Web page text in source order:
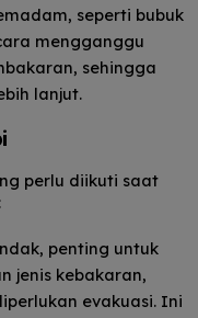
seperti bubuk
mengganggu
sehingga
lanjut.
perlu diikuti saat
penting untuk
jenis kebakaran,
evakuasi. Ini